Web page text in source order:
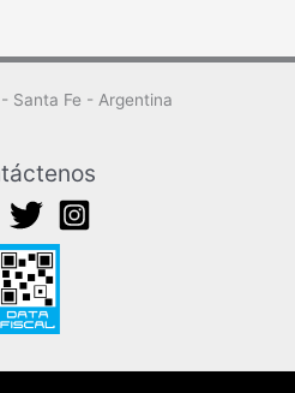
Santa Fe - Argentina